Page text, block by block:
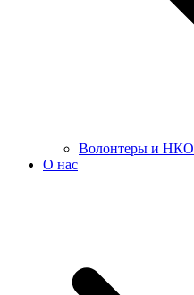
Волонтеры и НКО
О нас